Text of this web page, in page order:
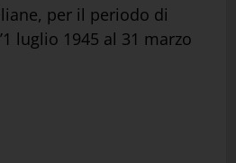
per il periodo di
luglio 1945 al 31 marzo